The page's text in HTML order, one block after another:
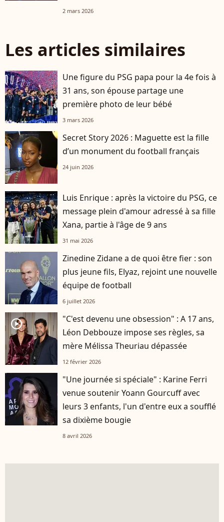
2 mars 2026
Les articles similaires
Une figure du PSG papa pour la 4e fois à
31 ans, son épouse partage une
première photo de leur bébé
3 mars 2026
Secret Story 2026 : Maguette est la fille
d’un monument du football français
24 juin 2026
Luis Enrique : après la victoire du PSG, ce
message plein d'amour adressé à sa fille
Xana, partie à l'âge de 9 ans
31 mai 2026
Zinedine Zidane a de quoi être fier : son
plus jeune fils, Elyaz, rejoint une nouvelle
équipe de football
6 juillet 2026
player2
"C'est devenu une obsession" : A 17 ans,
Léon Debbouze impose ses règles, sa
mère Mélissa Theuriau dépassée
12 février 2026
"Une journée si spéciale" : Karine Ferri
venue soutenir Yoann Gourcuff avec
leurs 3 enfants, l'un d'entre eux a soufflé
sa dixième bougie
8 avril 2026